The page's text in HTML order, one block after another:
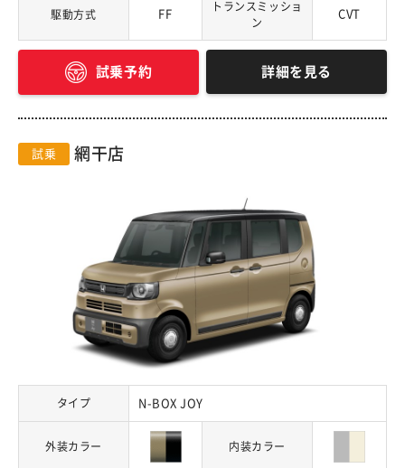
駆動方式 FF
トランスミッショ
ン
CVT
試乗予約 詳細を見る
試乗 網干店
タイプ N-BOX JOY
外装カラー 内装カラー